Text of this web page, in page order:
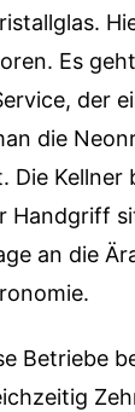
Es
der
die
Die
Handgriff
an die
Betriebe